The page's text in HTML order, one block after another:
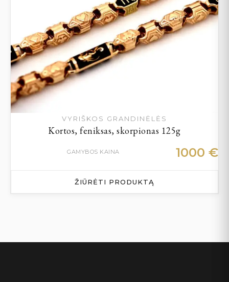
VYRIŠKOS GRANDINĖLĖS
Kortos, feniksas, skorpionas 125g
GAMYBOS KAINA 1000 €
ŽIŪRĖTI PRODUKTĄ